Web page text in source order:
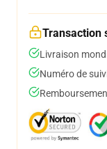
Transaction
Livraison
Numéro de